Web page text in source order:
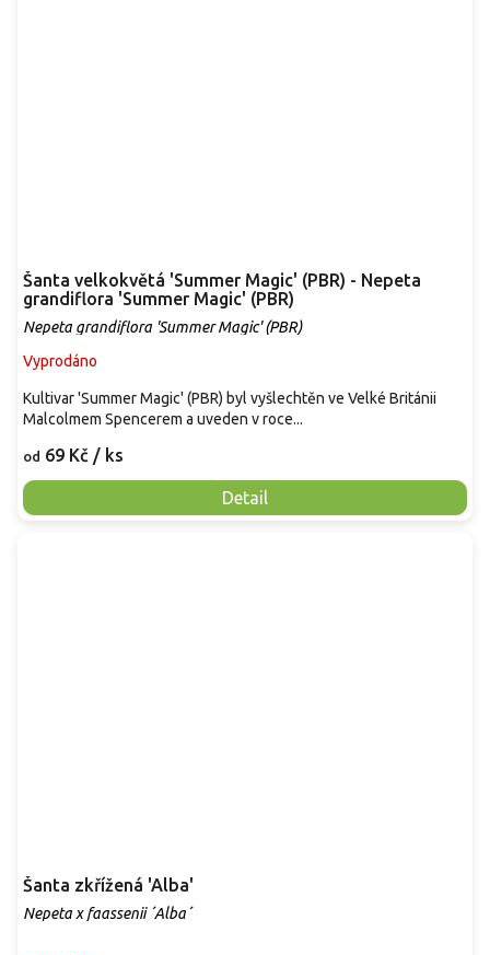
Šanta velkokvětá 'Summer Magic' (PBR) - Nepeta
grandiflora 'Summer Magic' (PBR)
Nepeta grandiflora 'Summer Magic' (PBR)
Vyprodáno
od 69 Kč / ks
Detail
Kultivar 'Summer Magic' (PBR) byl vyšlechtěn ve Velké Británii
Malcolmem Spencerem a uveden v roce...
Šanta zkřížená 'Alba'
Nepeta x faassenii ´Alba´